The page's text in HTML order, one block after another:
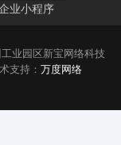
业小程序
业园区新宝网络科技
支持： 万度网络